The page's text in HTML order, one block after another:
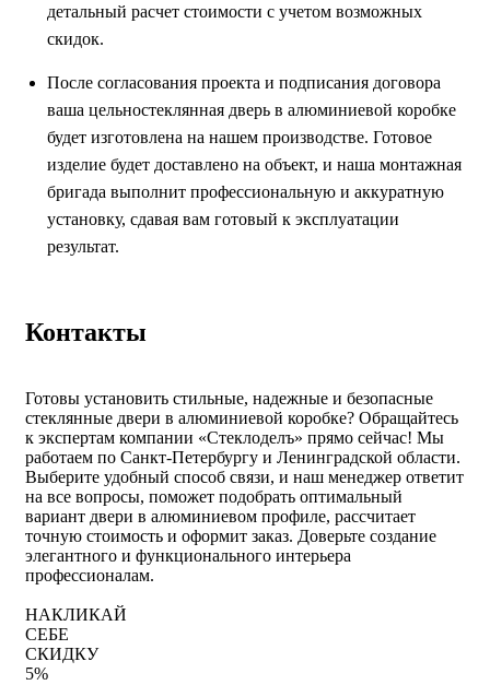
детальный расчет стоимости с учетом возможных
скидок.
После согласования проекта и подписания договора
ваша цельностеклянная дверь в алюминиевой коробке
будет изготовлена на нашем производстве. Готовое
изделие будет доставлено на объект, и наша монтажная
бригада выполнит профессиональную и аккуратную
установку, сдавая вам готовый к эксплуатации
результат.
Контакты
Готовы установить стильные, надежные и безопасные
стеклянные двери в алюминиевой коробке? Обращайтесь
к экспертам компании «Стеклоделъ» прямо сейчас! Мы
работаем по Санкт-Петербургу и Ленинградской области.
Выберите удобный способ связи, и наш менеджер ответит
на все вопросы, поможет подобрать оптимальный
вариант двери в алюминиевом профиле, рассчитает
точную стоимость и оформит заказ. Доверьте создание
элегантного и функционального интерьера
профессионалам.
НАКЛИКАЙ
СЕБЕ
СКИДКУ
5%